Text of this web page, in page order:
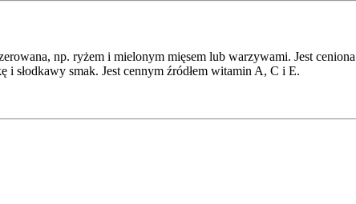
np. ryżem i mielonym mięsem lub warzywami. Jest
i słodkawy smak. Jest cennym źródłem witamin A, C i E.